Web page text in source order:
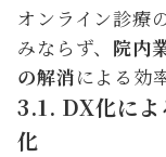
オンライン診療
みならず、 院内
の解消による効
3.1. DX化によ
化